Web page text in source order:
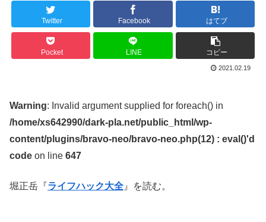
Twitter Facebook はてブ
Pocket LINE コピー
2021.02.19
Warning: Invalid argument supplied for foreach() in
/home/xs642990/dark-pla.net/public_html/wp-
content/plugins/bravo-neo/bravo-neo.php(12) : eval()'d
code on line 647
堀正岳『ライフハック大全 』を読む。